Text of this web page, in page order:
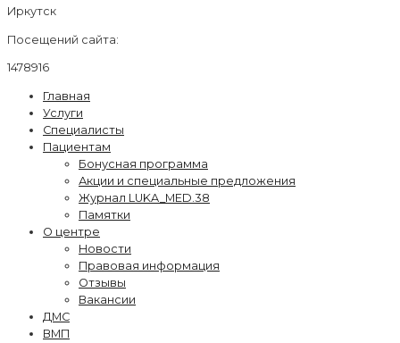
Иркутск
Посещений сайта:
1478916
Главная
Услуги
Специалисты
Пациентам
Бонусная программа
Акции и специальные предложения
Журнал LUKA_MED.38
Памятки
О центре
Новости
Правовая информация
Отзывы
Вакансии
ДМС
ВМП